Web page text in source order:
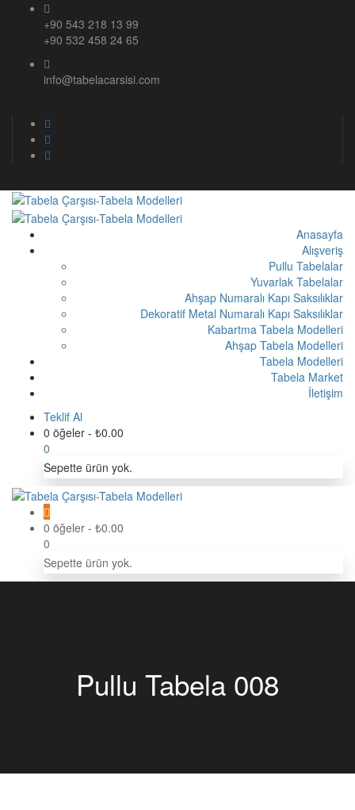
+90 543 218 13 99
+90 532 458 24 65
info@tabelacarsisi.com
Anasayfa
Alışveriş
Pullu Tabelalar
Yuvarlak Tabelalar
Ahşap Numaralı Kapı Saksılıklar
Dekoratif Metal Numaralı Kapı Saksılıklar
Kabartma Tabela Modelleri
Ahşap Tabela Modelleri
Tabela Modelleri
Tabela Market
İletişim
Teklif Al
0 öğeler - ₺0.00
0
Sepette ürün yok.
0 öğeler - ₺0.00
0
Sepette ürün yok.
Pullu Tabela 008